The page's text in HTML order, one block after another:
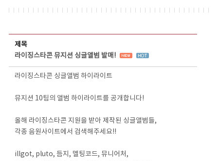
제목
라이징스타콘 뮤지션 싱글앨범 발매!
라이징스타콘 싱글앨범 하이라이트
뮤지션 10팀의 앨범 하이라이트를 공개합니다!
올해 라이징스타콘 지원을 받아 제작된 싱글앨범들,
각종 음원사이트에서 검색해주세요!!
illgot, pluto, 듬지, 멜팅코드, 뮤니어처,